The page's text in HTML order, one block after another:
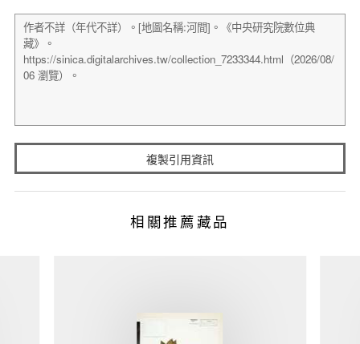
複製引用資訊
相關推薦藏品